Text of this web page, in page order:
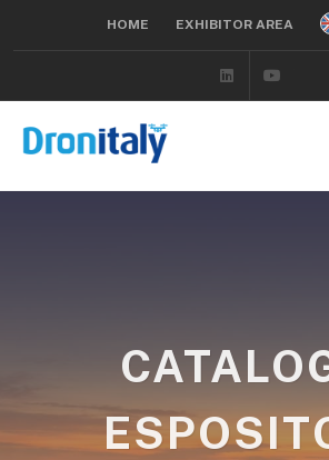
HOME EXHIBITOR AREA
Linkedin